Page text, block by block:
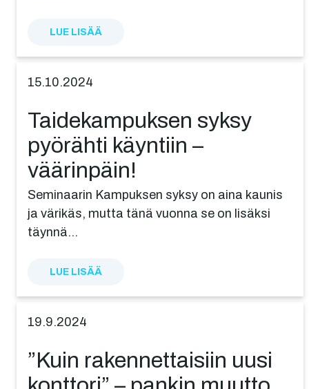
LUE LISÄÄ
15.10.2024
Taide­kam­puk­sen syksy
pyörähti käyntiin –
väärinpäin!
Seminaarin Kampuksen syksy on aina kaunis
ja värikäs, mutta tänä vuonna se on lisäksi
täynnä…
LUE LISÄÄ
19.9.2024
”Kuin raken­net­tai­siin uusi